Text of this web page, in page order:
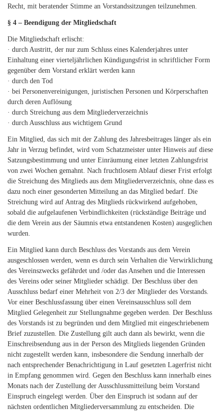
Recht, mit beratender Stimme an Vorstandssitzungen teilzunehmen.
§ 4 – Beendigung der Mitgliedschaft
Die Mitgliedschaft erlischt:
· durch Austritt, der nur zum Schluss eines Kalenderjahres unter
Einhaltung einer vierteljährlichen Kündigungsfrist in schriftlicher Form
gegenüber dem Vorstand erklärt werden kann
· durch den Tod
· bei Personenvereinigungen, juristischen Personen und Körperschaften
durch deren Auflösung
· durch Streichung aus dem Mitgliederverzeichnis
· durch Ausschluss aus wichtigem Grund
Ein Mitglied, das sich mit der Zahlung des Jahresbeitrages länger als ein
Jahr in Verzug befindet, wird vom Schatzmeister unter Hinweis auf diese
Satzungsbestimmung und unter Einräumung einer letzten Zahlungsfrist
von zwei Wochen gemahnt. Nach fruchtlosem Ablauf dieser Frist erfolgt
die Streichung des Mitglieds aus dem Mitgliederverzeichnis, ohne dass es
dazu noch einer gesonderten Mitteilung an das Mitglied bedarf. Die
Streichung wird auf Antrag des Mitglieds rückwirkend aufgehoben,
sobald die aufgelaufenen Verbindlichkeiten (rückständige Beiträge und
die dem Verein aus der Säumnis etwa entstandenen Kosten) ausgeglichen
wurden.
Ein Mitglied kann durch Beschluss des Vorstands aus dem Verein
ausgeschlossen werden, wenn es durch sein Verhalten die Verwirklichung
des Vereinszwecks gefährdet und /oder das Ansehen und die Interessen
des Vereins oder seiner Mitglieder schädigt. Der Beschluss über den
Ausschluss bedarf einer Mehrheit von 2/3 der Mitglieder des Vorstands.
Vor einer Beschlussfassung über einen Vereinsausschluss soll dem
Mitglied Gelegenheit zur Stellungnahme gegeben werden. Der Beschluss
des Vorstands ist zu begründen und dem Mitglied mit eingeschriebenem
Brief zuzustellen. Die Zustellung gilt auch dann als bewirkt, wenn die
Einschreibsendung aus in der Person des Mitglieds liegenden Gründen
nicht zugestellt werden kann, insbesondere die Sendung innerhalb der
nach entsprechender Benachrichtigung in Lauf gesetzten Lagerfrist nicht
in Empfang genommen wird. Gegen den Beschluss kann innerhalb eines
Monats nach der Zustellung der Ausschlussmitteilung beim Vorstand
Einspruch eingelegt werden. Über den Einspruch ist sodann auf der
nächsten ordentlichen Mitgliederversammlung zu entscheiden. Die